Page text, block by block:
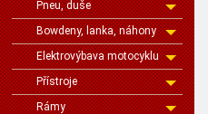
Pneu, duše
Bowdeny, lanka, náhony
Elektrovýbava motocyklu
Přístroje
Rámy